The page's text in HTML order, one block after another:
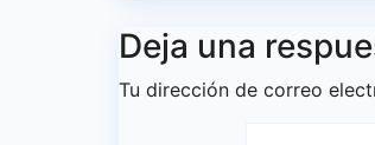
Deja una
Tu dirección de correo